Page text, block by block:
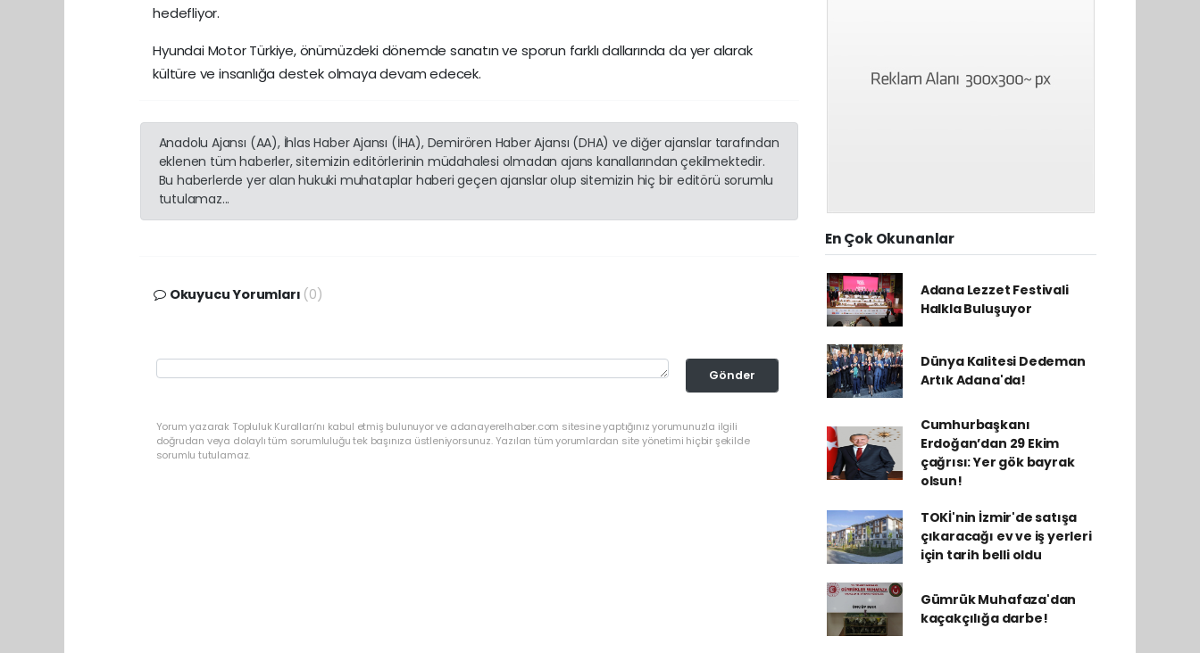
hedefliyor.
Hyundai Motor Türkiye, önümüzdeki dönemde sanatın ve sporun farklı dallarında da yer alarak
kültüre ve insanlığa destek olmaya devam edecek.
Anadolu Ajansı (AA), İhlas Haber Ajansı (İHA), Demirören Haber Ajansı (DHA) ve diğer ajanslar tarafından
eklenen tüm haberler, sitemizin editörlerinin müdahalesi olmadan ajans kanallarından çekilmektedir.
Bu haberlerde yer alan hukuki muhataplar haberi geçen ajanslar olup sitemizin hiç bir editörü sorumlu
tutulamaz...
Okuyucu Yorumları (0)
Gönder
Yorum yazarak Topluluk Kuralları’nı kabul etmiş bulunuyor ve adanayerelhaber.com sitesine yaptığınız yorumunuzla ilgili
doğrudan veya dolaylı tüm sorumluluğu tek başınıza üstleniyorsunuz. Yazılan tüm yorumlardan site yönetimi hiçbir şekilde
sorumlu tutulamaz.
En Çok Okunanlar
Adana Lezzet Festivali
Halkla Buluşuyor
Dünya Kalitesi Dedeman
Artık Adana'da!
Cumhurbaşkanı
Erdoğan’dan 29 Ekim
çağrısı: Yer gök bayrak
olsun!
TOKİ'nin İzmir'de satışa
çıkaracağı ev ve iş yerleri
için tarih belli oldu
Gümrük Muhafaza'dan
kaçakçılığa darbe!